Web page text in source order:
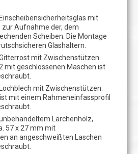
mit
Aufnahme der, dem
Scheiben. Die Montage
Glashaltern.
mit Zwischenstützen.
mit geschlossenen Maschen ist
mit Zwischenstützen.
mit einem Rahmeneinfassprofil
Lärchenholz,
57 x 27 mm mit
an angeschweißten Laschen